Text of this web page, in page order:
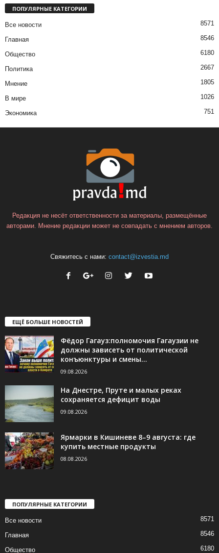
ПОПУЛЯРНЫЕ КАТЕГОРИИ
Все новости 8571
Главная 8546
Общество 6180
Политика 2667
Мнение 1805
В мире 1026
Экономика 751
Редакция не несёт ответственности за материалы, размещённые
авторами. Мнение редакции может не совпадать с мнением авторов.
Свяжитесь с нами: contact@izvestia.md
ЕЩЁ БОЛЬШЕ НОВОСТЕЙ
Фёдор Гагауз:полномочия Гагаузии не
должны зависеть от политической
конъюнктуры и смены...
09.08.2026
На Днестре, Пруте и малых реках
сохраняется дефицит воды
09.08.2026
Ярмарки в Кишиневе 8–9 августа: где
купить местные продукты
08.08.2026
ПОПУЛЯРНЫЕ КАТЕГОРИИ
Все новости 8571
Главная 8546
Общество 6180